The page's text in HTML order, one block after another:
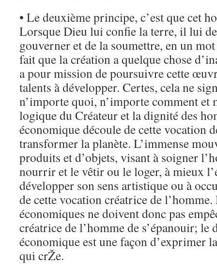
• Le deuxième principe, c’est que cet
Lorsque Dieu lui confie la terre, il lui
gouverner et de la soumettre, en un
fait que la création a quelque chose
a pour mission de poursuivre cette
talents à développer. Certes, cela ne
n’importe quoi, n’importe comment et
logique du Créateur et la dignité des
économique découle de cette vocation
transformer la planète. L’immense
produits et d’objets, visant à soigner
nourrir et le vêtir ou le loger, à mieux
développer son sens artistique ou à
de cette vocation créatrice de
économiques ne doivent donc pas
créatrice de l’homme de s’épanouir;
économique est une façon d’exprimer
qui crŽe.